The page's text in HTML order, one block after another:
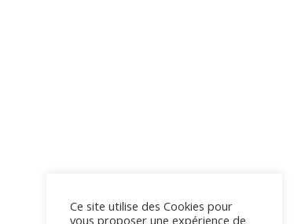
Ce site utilise des Cookies pour
vous proposer une expérience de